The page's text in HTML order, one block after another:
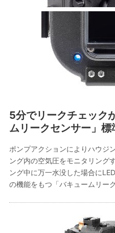
5分でリークチェック
ムリークセンサー」標
ポンプアクションによりハウジ
ング内の空気圧をモニタリング
ング中に万一水没した場合に
の機能をもつ「バキュームリー